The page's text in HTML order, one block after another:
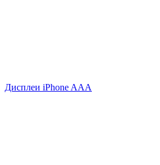
Дисплеи iPhone AAA